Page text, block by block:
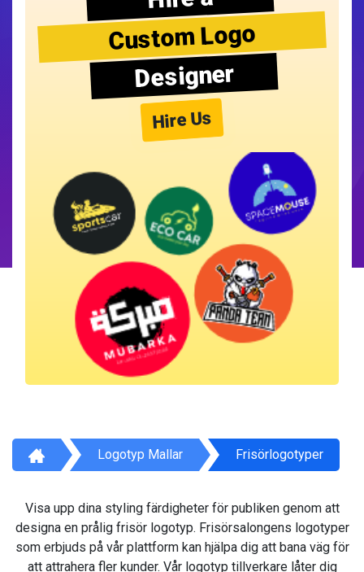
Custom Logo
Designer
Hire Us
Logotyp Mallar Frisörlogotyper
Visa upp dina styling färdigheter för publiken genom att
designa en prålig frisör logotyp. Frisörsalongens logotyper
som erbjuds på vår plattform kan hjälpa dig att bana väg för
att attrahera fler kunder. Vår logotyp tillverkare låter dig